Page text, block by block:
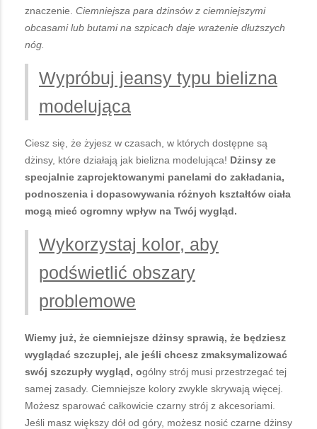
znaczenie. Ciemniejsza para dżinsów z ciemniejszymi
obcasami lub butami na szpicach daje wrażenie dłuższych
nóg.
Wypróbuj jeansy typu bielizna
modelująca
Ciesz się, że żyjesz w czasach, w których dostępne są
dżinsy, które działają jak bielizna modelująca! Dżinsy ze
specjalnie zaprojektowanymi panelami do zakładania,
podnoszenia i dopasowywania różnych kształtów ciała
mogą mieć ogromny wpływ na Twój wygląd.
Wykorzystaj kolor, aby
podświetlić obszary
problemowe
Wiemy już, że ciemniejsze dżinsy sprawią, że będziesz
wyglądać szczuplej, ale jeśli chcesz zmaksymalizować
swój szczupły wygląd, ogólny strój musi przestrzegać tej
samej zasady. Ciemniejsze kolory zwykle skrywają więcej.
Możesz sparować całkowicie czarny strój z akcesoriami.
Jeśli masz większy dół od góry, możesz nosić czarne dżinsy